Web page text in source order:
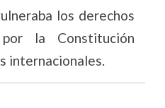
los derechos
la Constitución
internacionales.